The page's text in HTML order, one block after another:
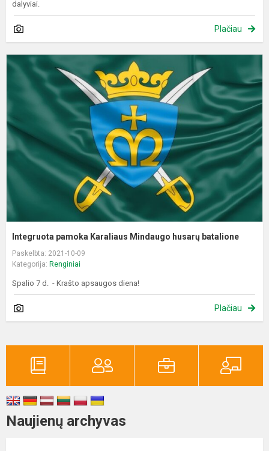
dalyviai.
Plačiau
Integruota pamoka Karaliaus Mindaugo husarų batalione
Paskelbta: 2021-10-09
Kategorija: Renginiai
Spalio 7 d. - Krašto apsaugos diena!
Plačiau
Naujienų archyvas